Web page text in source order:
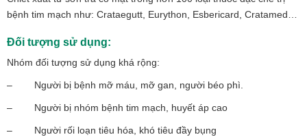
bệnh tim mạch như: Crataegutt, Eurython, Esbericard, Cratamed…
Đối tượng sử dụng:
Nhóm đối tượng sử dụng khá rộng:
– Người bị bệnh mỡ máu, mỡ gan, người béo phì.
– Người bị nhóm bệnh tim mạch, huyết áp cao
– Người rối loạn tiêu hóa, khó tiêu đầy bụng